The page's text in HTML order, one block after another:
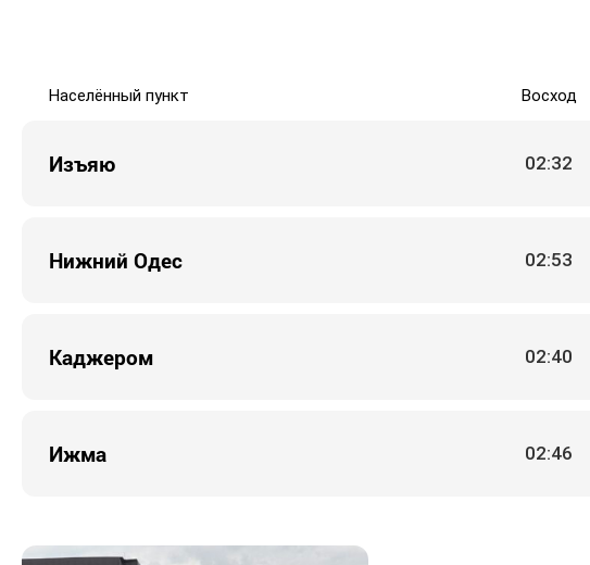
Населённый пункт Восход
Изъяю 02:32
Нижний Одес 02:53
Каджером 02:40
Ижма 02:46